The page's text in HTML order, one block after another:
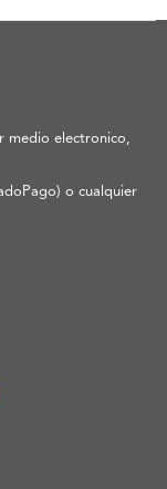
medio electronico,
o cualquier